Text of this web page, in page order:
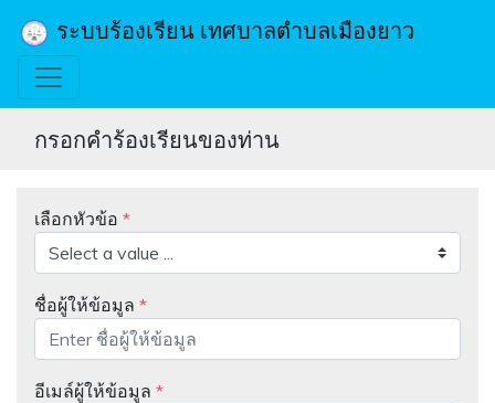
ระบบร้องเรียน เทศบาลตำบลเมืองยาว
กรอกคำร้องเรียนของท่าน
เลือกหัวข้อ *
ชื่อผู้ให้ข้อมูล *
อีเมล์ผู้ให้ข้อมูล *